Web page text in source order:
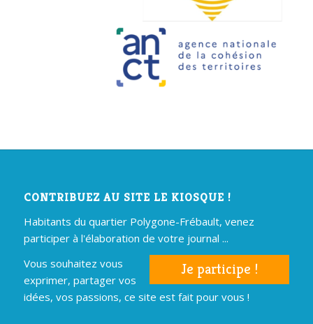
CONTRIBUEZ AU SITE LE KIOSQUE !
Habitants du quartier Polygone-Frébault, venez
participer à l'élaboration de votre journal ...
Je participe !
Vous souhaitez vous
exprimer, partager vos
idées, vos passions, ce site est fait pour vous !